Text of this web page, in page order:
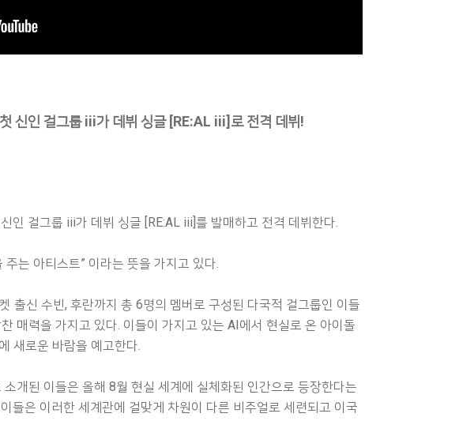
신인 걸그룹 iii가 데뷔 싱글 [RE:AL iii]로 전격 데뷔!
인 걸그룹 iii가 데뷔 싱글 [RE:AL iii]를 발매하고 전격 데뷔한다.
는 아티스트” 이라는 뜻을 가지고 있다.
출신 수빈, 후란까지 총 6명의 멤버로 구성된 다국적 걸그룹인 이들
매력을 가지고 있다. 이들이 가지고 있는 AI에서 현실로 온 아이돌
새로운 바람을 예고한다.
개된 이들은 올해 8월 현실 세계에 실체화된 인간으로 등장한다는
들은 이러한 세계관에 걸맞게 차원이 다른 비주얼로 세련되고 이국